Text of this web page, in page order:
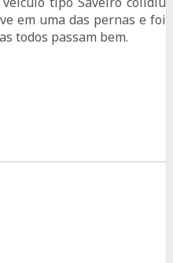
em uma das pernas e foi
todos passam bem.